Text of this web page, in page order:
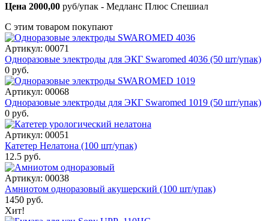
Цена 2000,00 руб/упак - Медланс Плюс Спешиал
С этим товаром покупают
Артикул: 00071
Одноразовые электроды для ЭКГ Swaromed 4036 (50 шт/упак)
0 руб.
Артикул: 00068
Одноразовые электроды для ЭКГ Swaromed 1019 (50 шт/упак)
0 руб.
Артикул: 00051
Катетер Нелатона (100 шт/упак)
12.5 руб.
Артикул: 00038
Амниотом одноразовый акушерский (100 шт/упак)
1450 руб.
Хит!